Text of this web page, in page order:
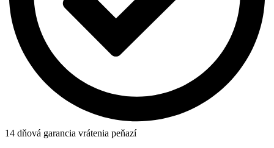
14 dňová garancia vrátenia peňazí